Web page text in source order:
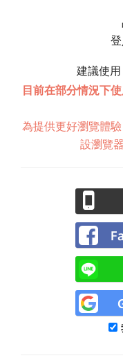
建議使
目前在部分情況下
為提供更好瀏覽體
設瀏覽